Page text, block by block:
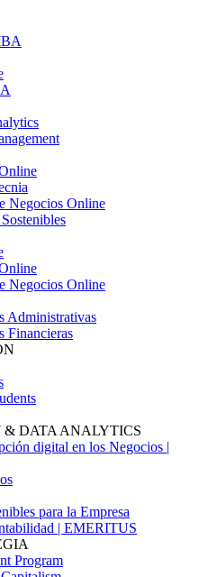
Negocios Online
Negocios Online
Administrativas
Financieras
DATA ANALYTICS
digital en los Negocios |
para la Empresa
| EMERITUS
Program